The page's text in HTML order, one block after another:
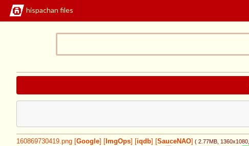
hispachan files
160869730419.png Google ImgOps iqdb SauceNAO ( 2.77MB , 1360x1080